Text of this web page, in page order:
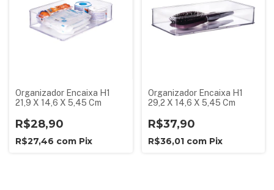
Organizador Encaixa H1
21,9 X 14,6 X 5,45 Cm
R$28,90
R$27,46 com Pix
Organizador Encaixa H1
29,2 X 14,6 X 5,45 Cm
R$37,90
R$36,01 com Pix